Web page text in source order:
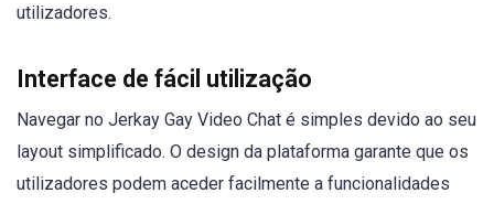
utilizadores.
Interface de fácil utilização
Navegar no Jerkay Gay Video Chat é simples devido ao seu
layout simplificado. O design da plataforma garante que os
utilizadores podem aceder facilmente a funcionalidades